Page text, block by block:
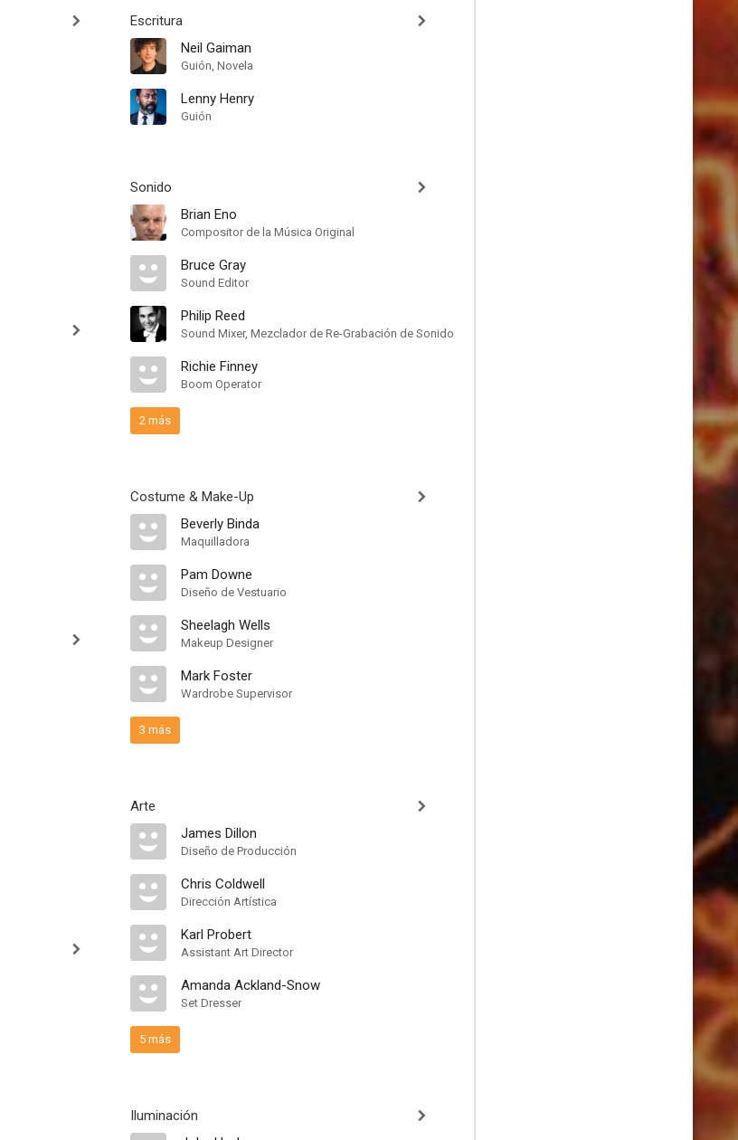
Escritura
Neil Gaiman
Guión, Novela
Lenny Henry
Guión
Sonido
Brian Eno
Compositor de la Música Original
Bruce Gray
Sound Editor
Philip Reed
Sound Mixer, Mezclador de Re-Grabación de Sonido
Richie Finney
Boom Operator
2 más
Costume & Make-Up
Beverly Binda
Maquilladora
Pam Downe
Diseño de Vestuario
Sheelagh Wells
Makeup Designer
Mark Foster
Wardrobe Supervisor
3 más
Arte
James Dillon
Diseño de Producción
Chris Coldwell
Dirección Artística
Karl Probert
Assistant Art Director
Amanda Ackland-Snow
Set Dresser
5 más
Iluminación